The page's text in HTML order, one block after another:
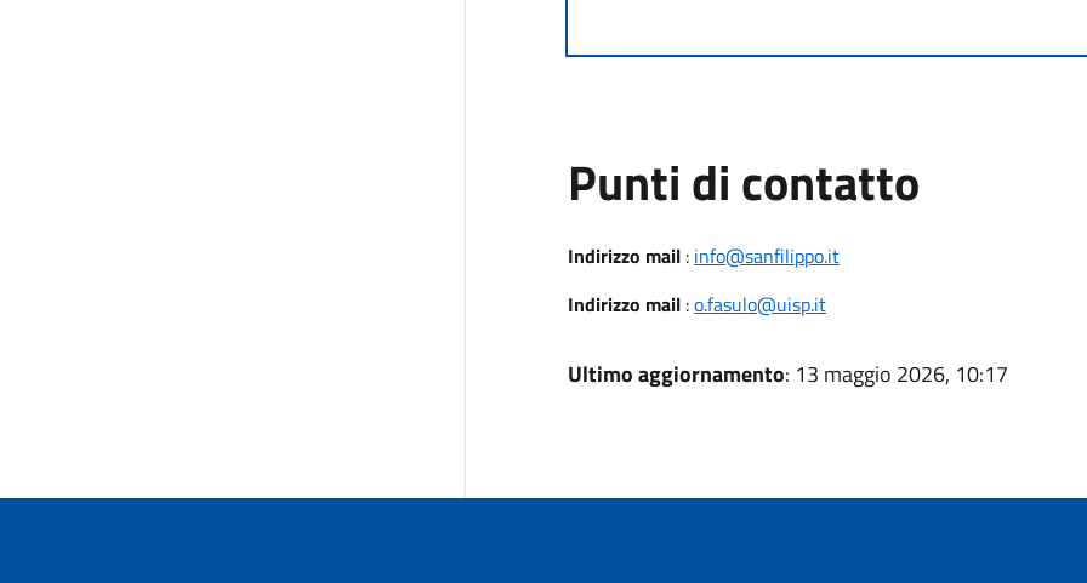
Punti di contatto
Indirizzo mail: info@sanfilippo.it
Indirizzo mail:o.fasulo@uisp.it
Ultimo aggiornamento: 13 maggio 2026, 10:17